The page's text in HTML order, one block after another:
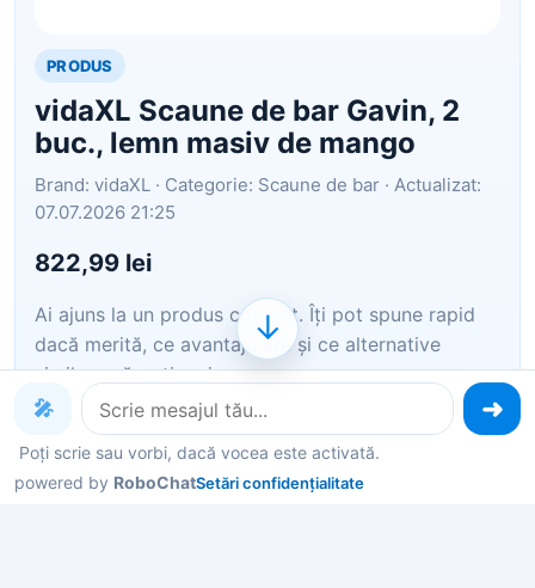
PRODUS
vidaXL Scaune de bar Gavin, 2
buc., lemn masiv de mango
Brand: vidaXL · Categorie: Scaune de bar · Actualizat:
07.07.2026 21:25
822,99 lei
Ai ajuns la un produs concret. Îți pot spune rapid
dacă merită, ce avantaje are și ce alternative
similare găsești mai ușor.
Pe scurt: Realizat din lemn masiv de mango, acest
scaun de bar retro în stil Gavin va fi un element de
decor deosebit în locuința dvs. Acest scaun de bar
🎤
Poți scrie sau vorbi, dacă vocea este activată.
powered by RoboChatSetări confidențialitate
↓